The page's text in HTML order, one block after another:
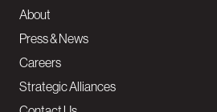
About
Press & News
Careers
Strategic Alliances